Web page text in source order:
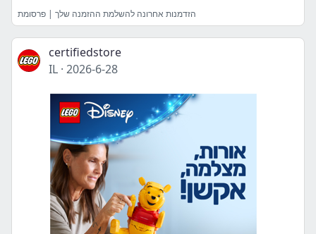
הזדמנות אחרונה להשלמת ההזמנה שלך | פרסומת
certifiedstore
IL · 2026-6-28